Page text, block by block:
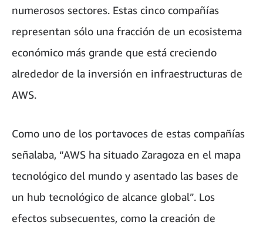
numerosos sectores. Estas cinco compañías
representan sólo una fracción de un ecosistema
económico más grande que está creciendo
alrededor de la inversión en infraestructuras de
AWS.
Como uno de los portavoces de estas compañías
señalaba, “AWS ha situado Zaragoza en el mapa
tecnológico del mundo y asentado las bases de
un hub tecnológico de alcance global”. Los
efectos subsecuentes, como la creación de